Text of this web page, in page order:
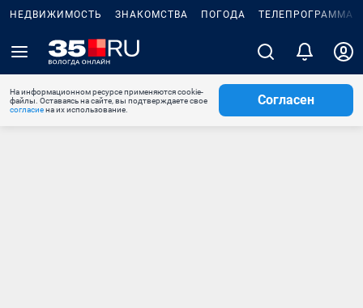
НЕДВИЖИМОСТЬ ЗНАКОМСТВА ПОГОДА ТЕЛЕПРОГРАММА
На информационном ресурсе применяются cookie-
файлы. Оставаясь на сайте, вы подтверждаете свое
согласиена их использование.
Согласен